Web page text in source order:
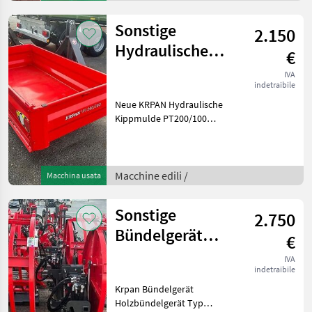
TERRA FA5 D1
/
Macchina usata
Sonstige
Hydraulische
Heckbox
Hecksch
2.150
€
IVA
indetraibile
Neue KRPAN Hydraulische
Kippmulde PT200/100
Befestigungs-Kategorie I, II
Gewicht 342 kg Doppe
Macchine edili /
Sonstige
Bündelgerät
plus
2.750
€
IVA
indetraibile
Krpan Bündelgerät
Holzbündelgerät Typ